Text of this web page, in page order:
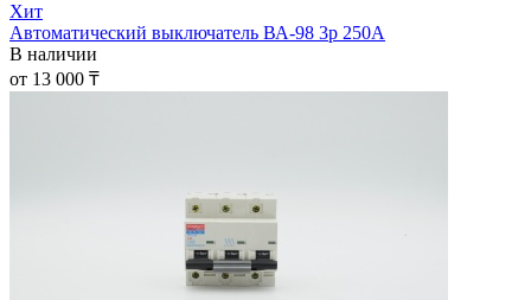
Хит
Автоматический выключатель ВА-98 3р 250А
В наличии
от 13 000 ₸